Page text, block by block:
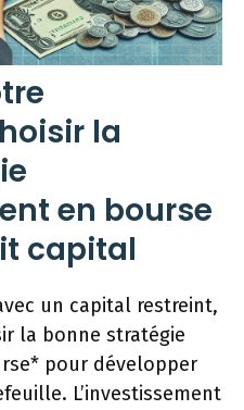
la
en bourse
capital
un capital restreint,
la bonne stratégie
pour développer
L’investissement